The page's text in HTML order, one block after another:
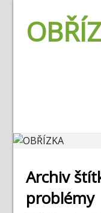
Archiv
problémy